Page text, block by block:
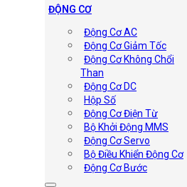
ĐỘNG CƠ
Động Cơ AC
Động Cơ Giảm Tốc
Động Cơ Không Chổi
Than
Động Cơ DC
Hộp Số
Động Cơ Điện Từ
Bộ Khởi Động MMS
Động Cơ Servo
Bộ Điều Khiển Động Cơ
Động Cơ Bước